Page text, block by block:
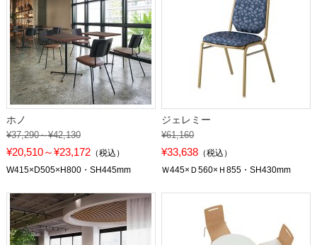
ホノ
¥37,290～¥42,130
¥20,510～¥23,172（税込）
W415×D505×H800・SH445mm
ジェレミー
¥61,160
¥33,638 （税込）
Ｗ445×Ｄ560×Ｈ855・SH430mm